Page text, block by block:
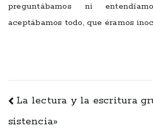
preguntábamos ni
aceptábamos todo, que éramos
Navegación
de
La lectura y la escritura
sistencia»